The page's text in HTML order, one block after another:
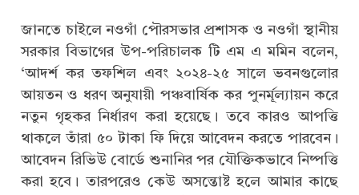
জানতে চাইলে নওগাঁ পৌরসভার প্রশাসক ও নওগাঁ স্থানীয়
সরকার বিভাগের উপ-পরিচালক টি এম এ মমিন বলেন,
‘আদর্শ কর তফশিল এবং ২০২৪-২৫ সালে ভবনগুলোর
আয়তন ও ধরণ অনুযায়ী পঞ্চবার্ষিক কর পুনর্মূল্যায়ন করে
নতুন গৃহকর নির্ধারণ করা হয়েছে। তবে কারও আপত্তি
থাকলে তাঁরা ৫০ টাকা ফি দিয়ে আবেদন করতে পারবেন।
আবেদন রিভিউ বোর্ডে শুনানির পর যৌক্তিকভাবে নিষ্পত্তি
করা হবে। তারপরেও কেউ অসন্তোষ্ট হলে আমার কাছে